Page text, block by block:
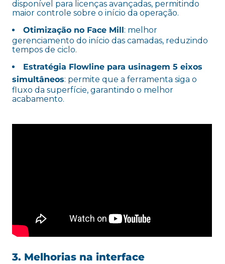
disponível para licenças avançadas, permitindo
maior controle sobre o início da operação.
Otimização no Face Mill: melhor
gerenciamento do início das camadas, reduzindo
tempos de ciclo.
Estratégia Flowline para usinagem 5 eixos
simultâneos: permite que a ferramenta siga o
fluxo da superfície, garantindo o melhor
acabamento.
3. Melhorias na interface